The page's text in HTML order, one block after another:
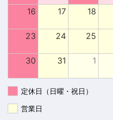
16 17 18
23 24 25
30 31 1
定休日（日曜・祝日）
営業日